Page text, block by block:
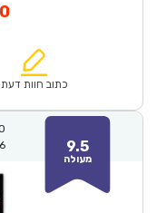
₪61.00.
המחיר
הוא:
כתוב חוות דעת
9.5
מעולה
6